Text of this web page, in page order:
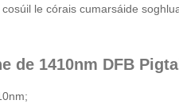
le córais cumarsáide
de 1410nm DFB